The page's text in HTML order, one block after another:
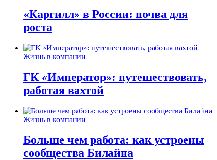
«Каргилл» в России: почва для
роста
Жизнь в компании
ГК «Император»: путешествовать,
работая вахтой
Жизнь в компании
Больше чем работа: как устроены
сообщества Билайна